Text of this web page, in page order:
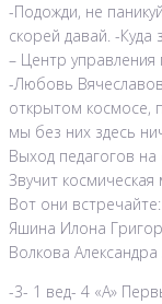
-Подожди, не
скорей давай. -
– Центр
-Любовь
открытом космосе,
мы без них здесь
Выход педагогов на
Звучит космическая
Вот они встречайте:
Яшина Илона
Волкова
-3- 1 вед- 4 «А»